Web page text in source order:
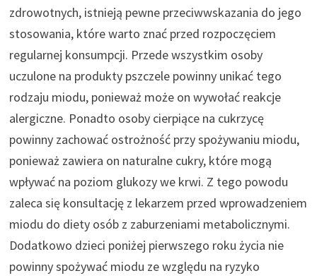
zdrowotnych, istnieją pewne przeciwwskazania do jego
stosowania, które warto znać przed rozpoczęciem
regularnej konsumpcji. Przede wszystkim osoby
uczulone na produkty pszczele powinny unikać tego
rodzaju miodu, ponieważ może on wywołać reakcje
alergiczne. Ponadto osoby cierpiące na cukrzycę
powinny zachować ostrożność przy spożywaniu miodu,
ponieważ zawiera on naturalne cukry, które mogą
wpływać na poziom glukozy we krwi. Z tego powodu
zaleca się konsultację z lekarzem przed wprowadzeniem
miodu do diety osób z zaburzeniami metabolicznymi.
Dodatkowo dzieci poniżej pierwszego roku życia nie
powinny spożywać miodu ze względu na ryzyko